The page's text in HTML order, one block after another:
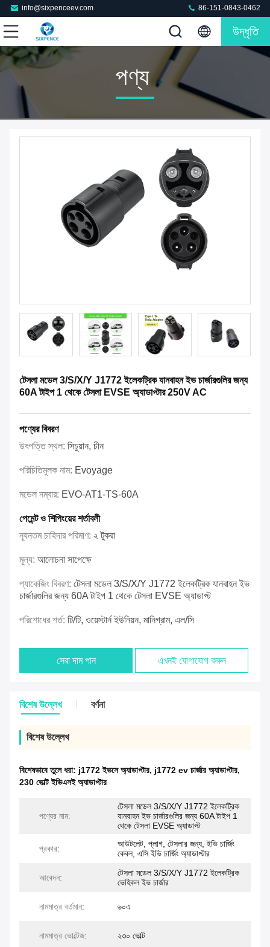
info@sixpenceev.com 86-151-0843-0462
উদ্ধৃতি
পণ্য
টেসলা মডেল 3/S/X/Y J1772 ইলেকট্রিক যানবাহন ইভ চার্জারগুলির জন্য
60A টাইপ 1 থেকে টেসলা EVSE অ্যাডাপ্টার 250V AC
পণ্যের বিবরণ
উৎপত্তি স্থল: সিচুয়ান, চীন
পরিচিতিমুলক নাম: Evoyage
মডেল নম্বার: EVO-AT1-TS-60A
পেমেন্ট ও শিপিংয়ের শর্তাবলী
ন্যূনতম চাহিদার পরিমাণ: ২ টুকরা
মূল্য: আলোচনা সাপেক্ষে
প্যাকেজিং বিবরণ: টেসলা মডেল 3/S/X/Y J1772 ইলেকট্রিক যানবাহন ইভ
চার্জারগুলির জন্য 60A টাইপ 1 থেকে টেসলা EVSE অ্যাডাপ্ট
পরিশোধের শর্ত: টি/টি, ওয়েস্টার্ন ইউনিয়ন, মানিগ্রাম, এল/সি
সেরা দাম পান এখনই যোগাযোগ করুন
বিশেষ উল্লেখ বর্ণনা
বিশেষ উল্লেখ
বিশেষভাবে তুলে ধরা: j1772 ইভসে অ্যাডাপ্টার, j1772 ev চার্জার অ্যাডাপ্টার,
230 ভোল্ট ইভিএসই অ্যাডাপ্টার
পণ্যের নাম:
টেসলা মডেল 3/S/X/Y J1772 ইলেকট্রিক
যানবাহন ইভ চার্জারগুলির জন্য 60A টাইপ 1
থেকে টেসলা EVSE অ্যাডাপ্ট
প্রকার:
আউটলেট, প্লাগ, টেসলার জন্য, ইভি চার্জিং
কেবল, এসি ইভি চার্জিং অ্যাডাপ্টার
আবেদন:
টেসলা মডেল 3/S/X/Y J1772 ইলেকট্রিক
ভেহিকল ইভ চার্জার
নামমাত্র বর্তমান: ৬০এ
নামমাত্র ভোল্টেজ: ২৩০ ভোল্ট